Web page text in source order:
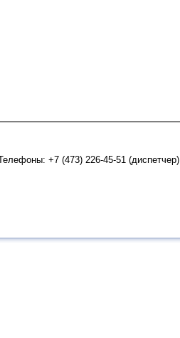
+7 (473) 226-45-51 (диспетчер),